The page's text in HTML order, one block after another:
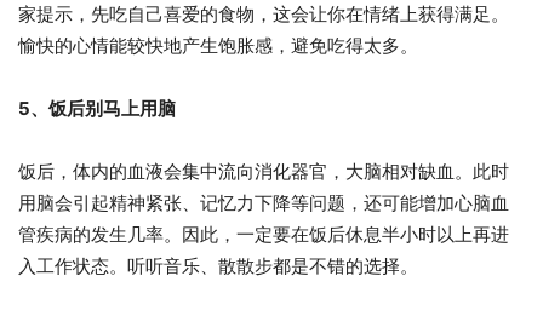
家提示，先吃自己喜爱的食物，这会让你在情绪上获得满足。
愉快的心情能较快地产生饱胀感，避免吃得太多。
5、饭后别马上用脑
饭后，体内的血液会集中流向消化器官，大脑相对缺血。此时
用脑会引起精神紧张、记忆力下降等问题，还可能增加心脑血
管疾病的发生几率。因此，一定要在饭后休息半小时以上再进
入工作状态。听听音乐、散散步都是不错的选择。